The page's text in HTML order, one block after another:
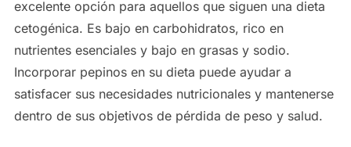
excelente opción para aquellos que siguen una dieta
cetogénica. Es bajo en carbohidratos, rico en
nutrientes esenciales y bajo en grasas y sodio.
Incorporar pepinos en su dieta puede ayudar a
satisfacer sus necesidades nutricionales y mantenerse
dentro de sus objetivos de pérdida de peso y salud.